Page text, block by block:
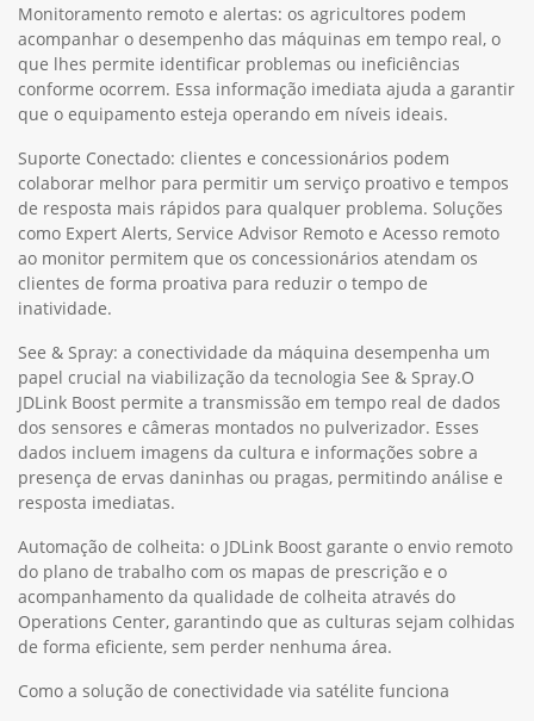
Monitoramento remoto e alertas: os agricultores podem
acompanhar o desempenho das máquinas em tempo real, o
que lhes permite identificar problemas ou ineficiências
conforme ocorrem. Essa informação imediata ajuda a garantir
que o equipamento esteja operando em níveis ideais.
Suporte Conectado: clientes e concessionários podem
colaborar melhor para permitir um serviço proativo e tempos
de resposta mais rápidos para qualquer problema. Soluções
como Expert Alerts, Service Advisor Remoto e Acesso remoto
ao monitor permitem que os concessionários atendam os
clientes de forma proativa para reduzir o tempo de
inatividade.
See & Spray: a conectividade da máquina desempenha um
papel crucial na viabilização da tecnologia See & Spray.O
JDLink Boost permite a transmissão em tempo real de dados
dos sensores e câmeras montados no pulverizador. Esses
dados incluem imagens da cultura e informações sobre a
presença de ervas daninhas ou pragas, permitindo análise e
resposta imediatas.
Automação de colheita: o JDLink Boost garante o envio remoto
do plano de trabalho com os mapas de prescrição e o
acompanhamento da qualidade de colheita através do
Operations Center, garantindo que as culturas sejam colhidas
de forma eficiente, sem perder nenhuma área.
Como a solução de conectividade via satélite funciona